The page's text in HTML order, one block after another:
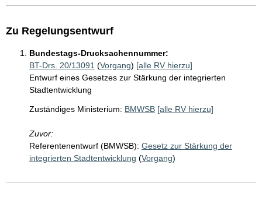
Zu Regelungsentwurf
Bundestags-Drucksachennummer:
BT-Drs. 20/13091 (Vorgang) [alle RV hierzu]
Entwurf eines Gesetzes zur Stärkung der integrierten
Stadtentwicklung
Zuständiges Ministerium: BMWSB [alle RV hierzu]
Zuvor:
Referentenentwurf (BMWSB): Gesetz zur Stärkung der
integrierten Stadtentwicklung (Vorgang)